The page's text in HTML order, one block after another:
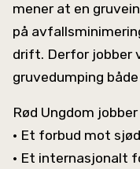
mener at en
på
drift. Derfor jobber
gruvedumping
Rød Ungdom
• Et forbud mot
• Et internasjonalt